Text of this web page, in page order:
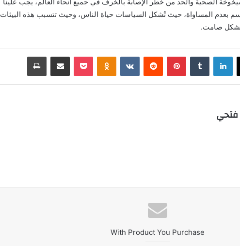
بعدم المساواة، حيث تُشكل السياسات حياة الناس، وحيث تتسبب هذه البيئات
صامت.
‫X لينكدإن بينتيريست Odnoklassniki
‫Pocket مشاركة عبر البريد طباعة
فتحي
With Product You Purchase